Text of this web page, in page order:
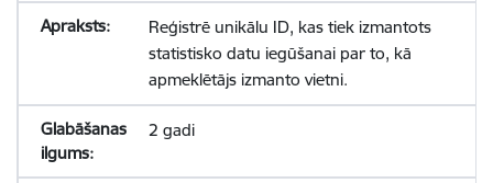
Reģistrē unikālu ID, kas tiek izmantots
statistisko datu iegūšanai par to, kā
apmeklētājs izmanto vietni.
2 gadi